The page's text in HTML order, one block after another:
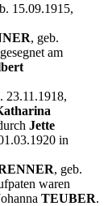
15.09.1915,
, geb.
am
23.11.1918,
Jette
in
, geb.
waren
TEUBER.